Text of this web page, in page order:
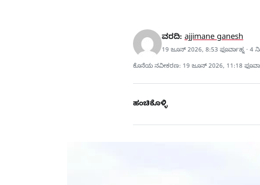
ವರದಿ: ajjimane ganesh
19 ಜೂನ್ 2026, 8:53 ಫೂರ್ವಾಹ್ನ · 4
ಕೊನೆಯ ನವೀಕರಣ: 19 ಜೂನ್ 2026, 11:18
ಹಂಚಿಕೊಳ್ಳಿ